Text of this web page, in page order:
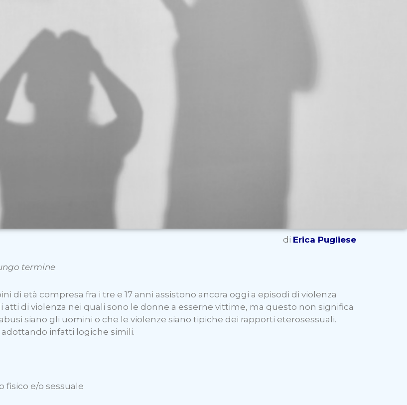
di Erica Pugliese
termine
di età compresa fra i tre e 17 anni assistono ancora oggi a episodi di violenza
di violenza nei quali sono le donne a esserne vittime, ma questo non significa
siano gli uomini o che le violenze siano tipiche dei rapporti eterosessuali.
infatti logiche simili.
fisico e/o sessuale